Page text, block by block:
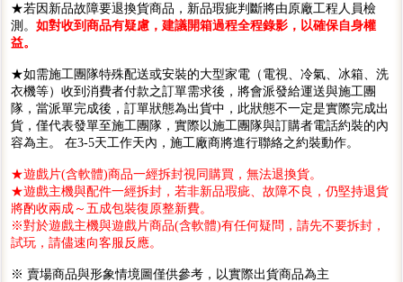
★若因新品故障要退換貨商品，新品瑕疵判斷將由原廠工程人員檢
測。 如對收到商品有疑慮，建議開箱過程全程錄影，以確保自身權
益。
★如需施工團隊特殊配送或安裝的大型家電（電視、冷氣、冰箱、洗
衣機等）收到消費者付款之訂單需求後，將會派發給運送與施工團
隊，當派單完成後，訂單狀態為出貨中，此狀態不一定是實際完成出
貨，僅代表發單至施工團隊，實際以施工團隊與訂購者電話約裝的內
容為主。 在3-5天工作天內，施工廠商將進行聯絡之約裝動作。
★遊戲片(含軟體)商品一經拆封視同購買，無法退換貨。
★遊戲主機與配件一經拆封，若非新品瑕疵、故障不良，仍堅持退貨
將酌收兩成～五成包裝復原整新費。
※對於遊戲主機與遊戲片商品(含軟體)有任何疑問，請先不要拆封，
試玩，請儘速向客服反應。
※ 賣場商品與形象情境圖僅供參考，以實際出貨商品為主